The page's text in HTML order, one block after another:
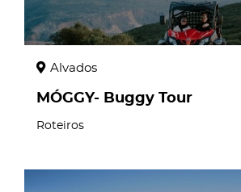
Alvados
MÓGGY- Buggy Tour
Roteiros